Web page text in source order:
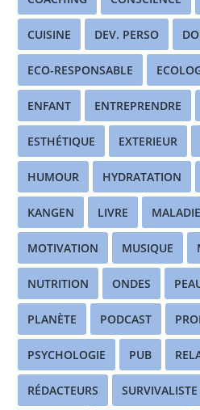
CUISINE DEV. PERSO
ECO-RESPONSABLE
ENFANT ENTREPRENDRE
ESTHÉTIQUE EXTERIEUR
HUMOUR HYDRATATION
KANGEN LIVRE MALADIE
MOTIVATION MUSIQUE
NUTRITION ONDES
PLANÈTE PODCAST
PSYCHOLOGIE PUB
RÉDACTEURS SURVIVALISTE